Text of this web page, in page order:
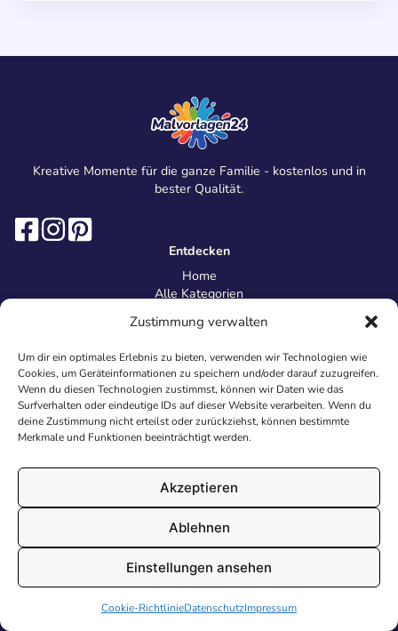
Zustimmung verwalten
Um dir ein optimales Erlebnis zu bieten, verwenden wir Technologien wie
Cookies, um Geräteinformationen zu speichern und/oder darauf zuzugreifen.
Wenn du diesen Technologien zustimmst, können wir Daten wie das
Surfverhalten oder eindeutige IDs auf dieser Website verarbeiten. Wenn du
deine Zustimmung nicht erteilst oder zurückziehst, können bestimmte
Merkmale und Funktionen beeinträchtigt werden.
Akzeptieren
Ablehnen
Einstellungen ansehen
Cookie-RichtlinieDatenschutzImpressum
Kreative Momente für die ganze Familie - kostenlos und in
bester Qualität.
Entdecken
Home
Alle Kategorien
Information
Über uns
Kontakt
Inhaltsrichtlinien
Recht & Datenschutz
Impressum
AGB
Cookies
© 2026 Malvorlagen24.de - Alle Rechte vorbehalten. Made with
in Deutschland.